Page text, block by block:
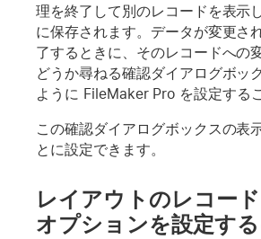
理を終了して別のレコードを表示
に保存されます。データが変更さ
了するときに、そのレコードへの
どうか尋ねる確認ダイアログボッ
ように FileMaker Pro を設定する
この確認ダイアログボックスの表
とに設定できます。
レイアウトのレコー
オプションを設定す